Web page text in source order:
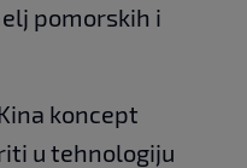
pomorskih i
koncept
u tehnologiju